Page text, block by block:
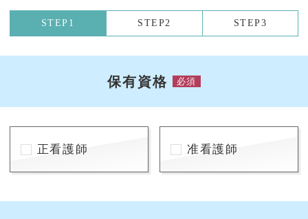
STEP1 STEP2 STEP3
保有資格 必須
正看護師 准看護師